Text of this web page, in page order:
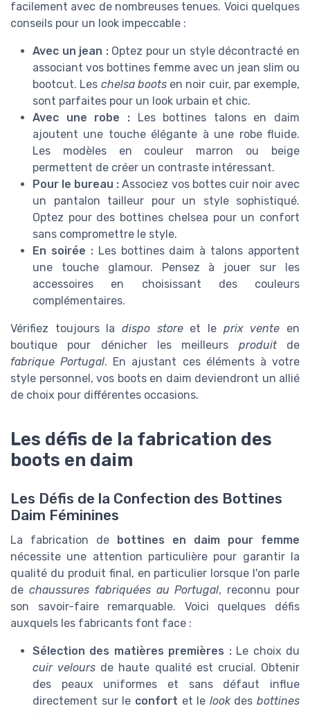
facilement avec de nombreuses tenues. Voici quelques
conseils pour un look impeccable :
Avec un jean :Optez pour un style décontracté en
associant vos bottines femme avec un jean slim ou
bootcut. Les chelsa bootsen noir cuir, par exemple,
sont parfaites pour un look urbain et chic.
Avec une robe :Les bottines talons en daim
ajoutent une touche élégante à une robe fluide.
Les modèles en couleur marron ou beige
permettent de créer un contraste intéressant.
Pour le bureau : Associez vos bottes cuir noir avec
un pantalon tailleur pour un style sophistiqué.
Optez pour des bottines chelsea pour un confort
sans compromettre le style.
En soirée :Les bottines daim à talons apportent
une touche glamour. Pensez à jouer sur les
accessoires en choisissant des couleurs
complémentaires.
Vérifiez toujours la dispo storeet le prix vente en
boutique pour dénicher les meilleurs produitde
fabrique Portugal. En ajustant ces éléments à votre
style personnel, vos boots en daim deviendront un allié
de choix pour différentes occasions.
Les défis de la fabrication des
boots en daim
Les Défis de la Confection des Bottines
Daim Féminines
La fabrication de bottines en daim pour femme
nécessite une attention particulière pour garantir la
qualité du produit final, en particulier lorsque l'on parle
de chaussures fabriquées au Portugal, reconnu pour
son savoir-faire remarquable. Voici quelques défis
auxquels les fabricants font face :
Sélection des matières premières :Le choix du
cuir velours de haute qualité est crucial. Obtenir
des peaux uniformes et sans défaut influe
directement sur le confort et le lookdes bottines